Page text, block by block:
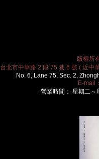
版權所
台北市中華路 2 段 75 巷 6 號 ( 近
No. 6, Lane 75, Sec. 2,
E-mail：
營業時間： 星期二